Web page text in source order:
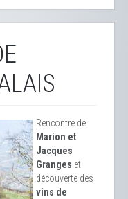
Rencontre de
Marion et
Jacques
Granges et
découverte des
vins de